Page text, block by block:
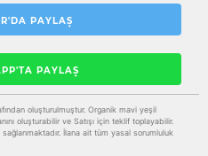
PAYLAŞ
PAYLAŞ
oluşturulmuştur. Organik mavi yeşil
oluşturabilir ve Satışı için teklif toplayabilir.
sağlanmaktadır. İlana ait tüm yasal sorumluluk